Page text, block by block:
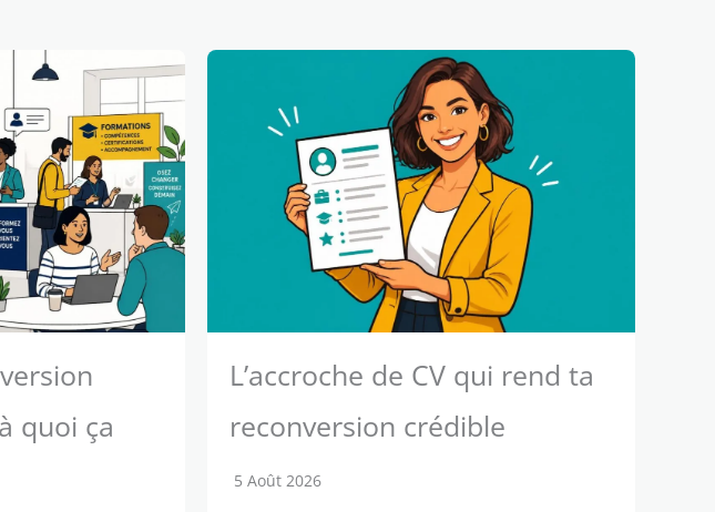
quoi ça
L’accroche de CV qui rend ta
reconversion crédible
5 Août 2026